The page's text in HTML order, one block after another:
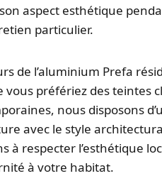
aspect esthétique
particulier.
de l’aluminium Prefa
vous préfériez des teintes
nous disposons
avec le style
à respecter l’esthétique
à votre habitat.